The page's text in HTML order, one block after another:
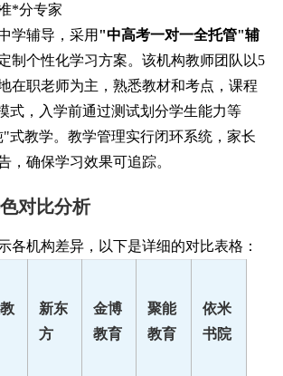
*分专家
学辅导，采用 "中高考一对一全托管"辅
制个性化学习方案。该机构教师团队以5
在职老师为主，熟悉教材和考点，课程
式，入学前通过测试划分学生能力等
式教学。教学管理实行闭环系统，家长
，确保学习效果可追踪。
对比分析
各机构差异，以下是详细的对比表格：
新东
方
金博
教育
聚能
教育
依米
书院